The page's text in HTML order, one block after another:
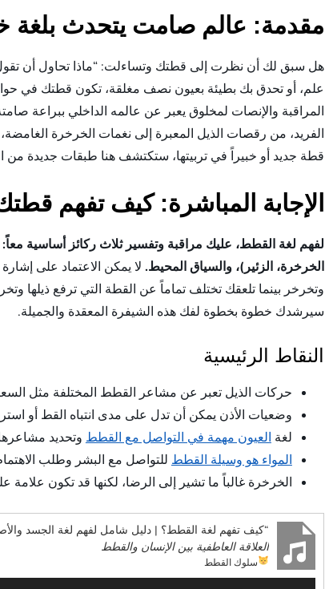
مقدمة: عالم صامت يتحدث بلغة
هل سبق لك أن نظرت إلى قطتك وتساءلت: “ماذا تحاول أن تقول
علم، أو تحدق بك بطيئة بعيون نصف مغلقة، تكون قطتك في
المراقبة والإنصات لمخلوق يعبر عن عالمه الداخلي ببراعة
الفريد، من رقصات الذيل المعبرة إلى نغمات الخرخرة
قطة جديد أو خبيراً في تربيتها، ستكتشف هنا طبقات جديدة من
الإجابة المباشرة: كيف تفهم
لفهم لغة القطط، عليك مراقبة وتفسير ثلاث ركائز أساسية معاً:
الخرخرة، الزئير)، والسياق المحيط. لا يمكن الاعتماد على
وتخرخر بينما تلعقك تختلف تماماً عن القطة التي ترفع ذيلها
سيرشدك خطوة بخطوة لفك هذه الشيفرة المعقدة والجميلة.
النقاط الرئيسية
حركات الذيل تعبر عن مشاعر القطط المختلفة مثل
وضعيات الأذن يمكن أن تدل على مدى انتباه القط أو
لغةالعيون مهمة في التواصل مع القطط وتحديد
المواء هو وسيلة القطط للتواصل مع البشر وطلب
الخرخرة غالباً ما تشير إلى الرضا، لكنها قد تكون علامة
“كيف تفهم لغة القطط؟ | دليل شامل لفهم لغة الجسد
العلاقة العاطفية بين الإنسان والقطط
سلوك القطط